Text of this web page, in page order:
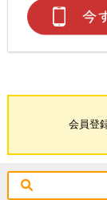
会員登